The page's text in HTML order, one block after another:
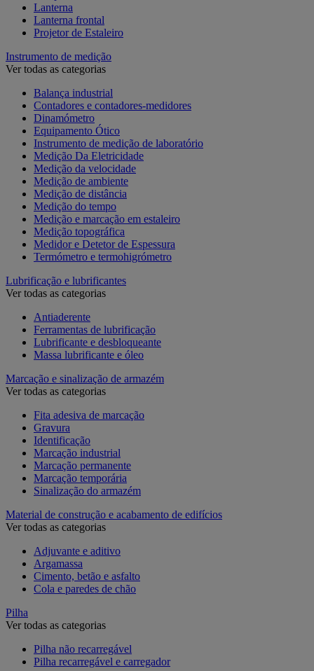
Lanterna
Lanterna frontal
Projetor de Estaleiro
Instrumento de medição
Ver todas as categorias
Balança industrial
Contadores e contadores-medidores
Dinamómetro
Equipamento Ótico
Instrumento de medição de laboratório
Medição Da Eletricidade
Medição da velocidade
Medição de ambiente
Medição de distância
Medição do tempo
Medição e marcação em estaleiro
Medição topográfica
Medidor e Detetor de Espessura
Termómetro e termohigrómetro
Lubrificação e lubrificantes
Ver todas as categorias
Antiaderente
Ferramentas de lubrificação
Lubrificante e desbloqueante
Massa lubrificante e óleo
Marcação e sinalização de armazém
Ver todas as categorias
Fita adesiva de marcação
Gravura
Identificação
Marcação industrial
Marcação permanente
Marcação temporária
Sinalização do armazém
Material de construção e acabamento de edifícios
Ver todas as categorias
Adjuvante e aditivo
Argamassa
Cimento, betão e asfalto
Cola e paredes de chão
Pilha
Ver todas as categorias
Pilha não recarregável
Pilha recarregável e carregador